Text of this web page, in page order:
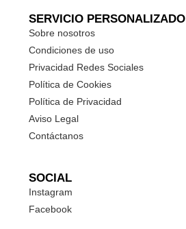
SERVICIO PERSONALIZADO
Sobre nosotros
Condiciones de uso
Privacidad Redes Sociales
Política de Cookies
Política de Privacidad
Aviso Legal
Contáctanos
SOCIAL
Instagram
Facebook